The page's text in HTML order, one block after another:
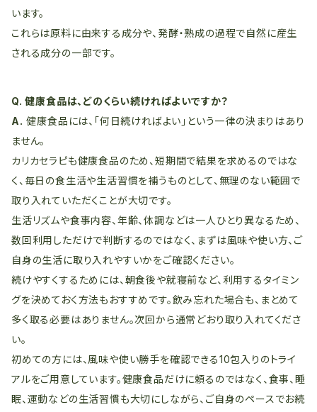
います。
これらは原料に由来する成分や、発酵・熟成の過程で自然に産生
される成分の一部です。
Q. 健康食品は、どのくらい続ければよいですか？
A. 健康食品には、「何日続ければよい」という一律の決まりはあり
ません。
カリカセラピも健康食品のため、短期間で結果を求めるのではな
く、毎日の食生活や生活習慣を補うものとして、無理のない範囲で
取り入れていただくことが大切です。
生活リズムや食事内容、年齢、体調などは一人ひとり異なるため、
数回利用しただけで判断するのではなく、まずは風味や使い方、ご
自身の生活に取り入れやすいかをご確認ください。
続けやすくするためには、朝食後や就寝前など、利用するタイミン
グを決めておく方法もおすすめです。飲み忘れた場合も、まとめて
多く取る必要はありません。次回から通常どおり取り入れてくださ
い。
初めての方には、風味や使い勝手を確認できる10包入りのトライ
アルをご用意しています。健康食品だけに頼るのではなく、食事、睡
眠、運動などの生活習慣も大切にしながら、ご自身のペースでお続